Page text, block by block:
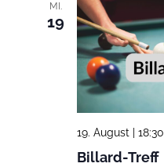
MI.
19
Billard-Treff
19. August | 18:30